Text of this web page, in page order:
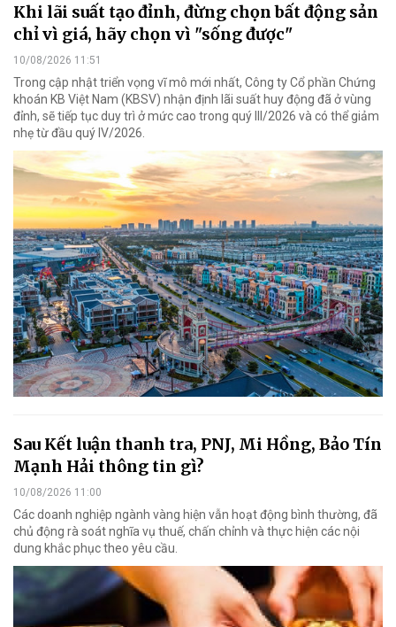
Khi lãi suất tạo đỉnh, đừng chọn bất động sản
chỉ vì giá, hãy chọn vì "sống được"
10/08/2026 11:51
Trong cập nhật triển vọng vĩ mô mới nhất, Công ty Cổ phần Chứng
khoán KB Việt Nam (KBSV) nhận định lãi suất huy động đã ở vùng
đỉnh, sẽ tiếp tục duy trì ở mức cao trong quý III/2026 và có thể giảm
nhẹ từ đầu quý IV/2026.
Sau Kết luận thanh tra, PNJ, Mi Hồng, Bảo Tín
Mạnh Hải thông tin gì?
10/08/2026 11:00
Các doanh nghiệp ngành vàng hiện vẫn hoạt động bình thường, đã
chủ động rà soát nghĩa vụ thuế, chấn chỉnh và thực hiện các nội
dung khắc phục theo yêu cầu.